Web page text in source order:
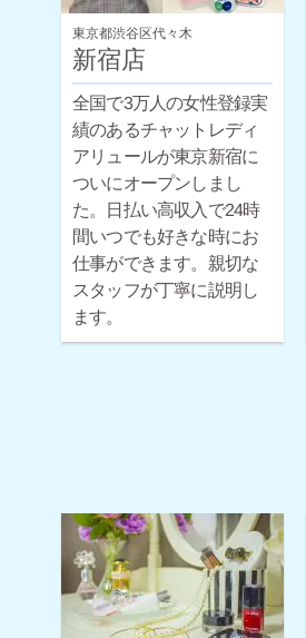
東京都渋谷区代々木
新宿店
全国で3万人の女性登録実
績のあるチャットレディ
アリュールが東京新宿に
ついにオープンしまし
た。日払い高収入で24時
間いつでも好きな時にお
仕事ができます。親切な
スタッフが丁寧に説明し
ます。